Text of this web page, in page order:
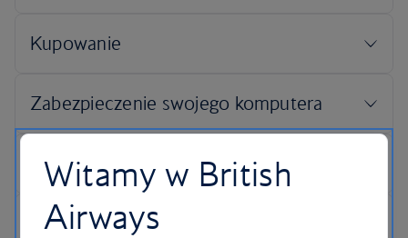
Witamy w British
Airways